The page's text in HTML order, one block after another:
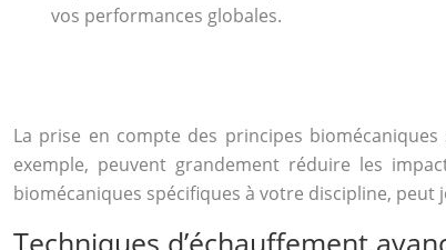
vos performances globales.
La prise en compte des principes
exemple, peuvent grandement réduire les
biomécaniques spécifiques à votre discipline,
Techniques d’échauffement